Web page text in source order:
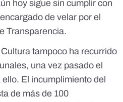
hoy sigue sin cumplir con
de velar por el
Transparencia.
tampoco ha recurrido
una vez pasado el
El incumplimiento del
de más de 100